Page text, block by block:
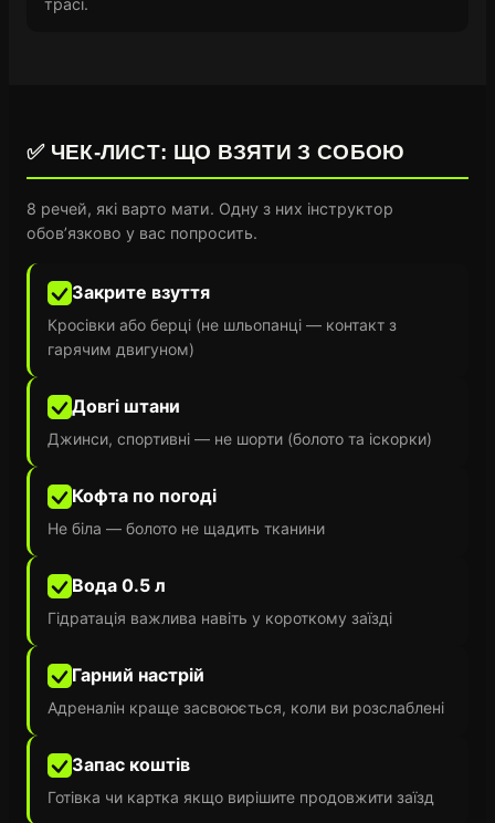
✅ ЧЕК-ЛИСТ: ЩО ВЗЯТИ З СОБОЮ
8 речей, які варто мати. Одну з них інструктор
обов’язково у вас попросить.
Закрите взуття
Кросівки або берці (не шльопанці — контакт з
гарячим двигуном)
Довгі штани
Джинси, спортивні — не шорти (болото та іскорки)
Кофта по погоді
Не біла — болото не щадить тканини
Вода 0.5 л
Гідратація важлива навіть у короткому заїзді
Гарний настрій
Адреналін краще засвоюється, коли ви розслаблені
Запас коштів
Готівка чи картка якщо вирішите продовжити заїзд